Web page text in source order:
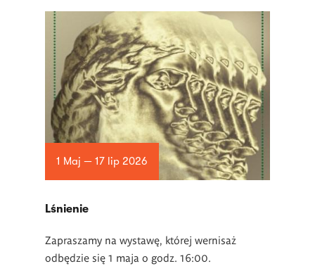
1 Maj — 17 lip 2026
Lśnienie
Zapraszamy na wystawę, której wernisaż
odbędzie się 1 maja o godz. 16:00.